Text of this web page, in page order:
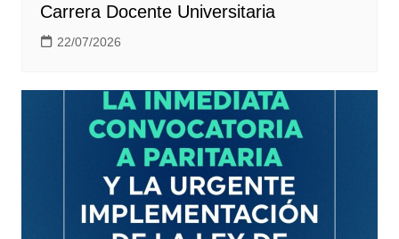
Carrera Docente Universitaria
22/07/2026